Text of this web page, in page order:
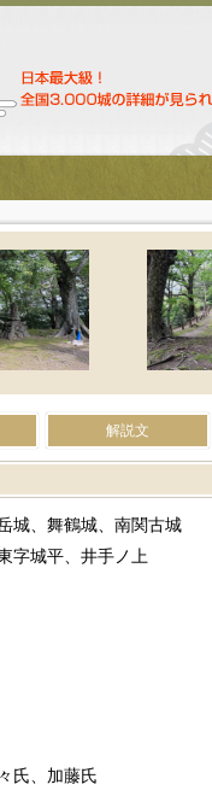
解説文
城、舞鶴城、南関古城
字城平、井手ノ上
氏、加藤氏